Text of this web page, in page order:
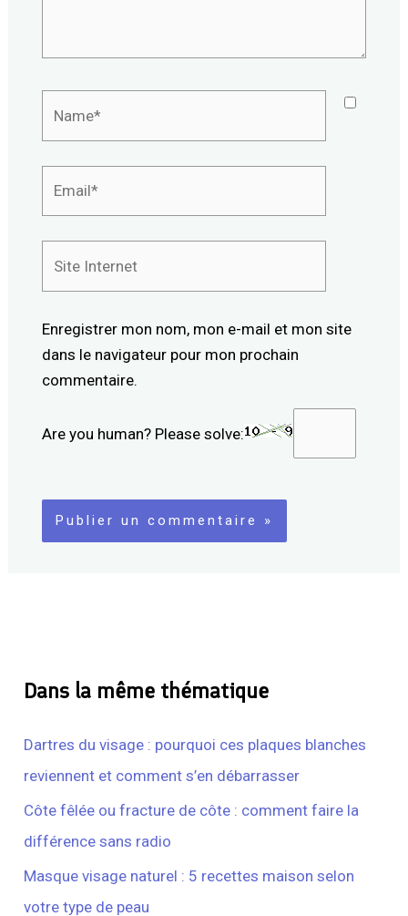
Enregistrer mon nom, mon e-mail et mon site
dans le navigateur pour mon prochain
commentaire.
Are you human? Please solve:
Dans la même thématique
Dartres du visage : pourquoi ces plaques blanches
reviennent et comment s’en débarrasser
Côte fêlée ou fracture de côte : comment faire la
différence sans radio
Masque visage naturel : 5 recettes maison selon
votre type de peau